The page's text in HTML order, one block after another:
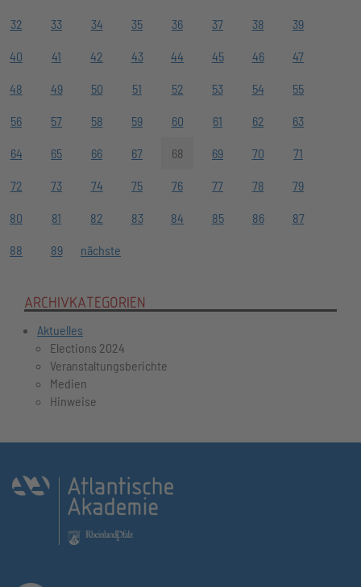
32 33 34 35 36 37 38 39
40 41 42 43 44 45 46 47
48 49 50 51 52 53 54 55
56 57 58 59 60 61 62 63
64 65 66 67 68 69 70 71
72 73 74 75 76 77 78 79
80 81 82 83 84 85 86 87
88 89 nächste
ARCHIVKATEGORIEN
Aktuelles
Elections 2024
Veranstaltungsberichte
Medien
Hinweise